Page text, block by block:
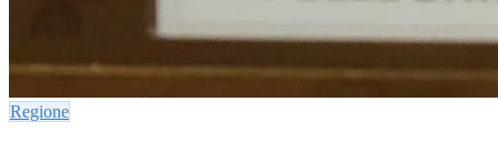
Regione